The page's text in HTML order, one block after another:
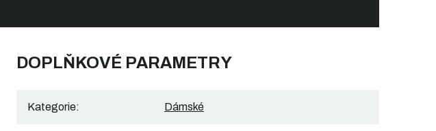
DOPLŇKOVÉ PARAMETRY
Kategorie: Dámské